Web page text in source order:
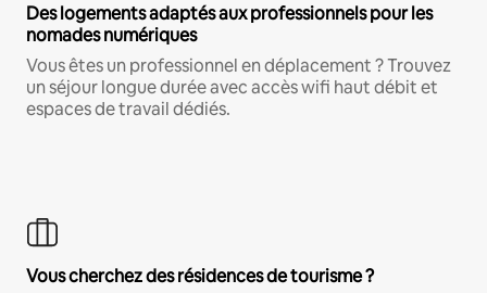
Des logements adaptés aux professionnels pour les
nomades numériques
Vous êtes un professionnel en déplacement ? Trouvez
un séjour longue durée avec accès wifi haut débit et
espaces de travail dédiés.
Vous cherchez des résidences de tourisme ?